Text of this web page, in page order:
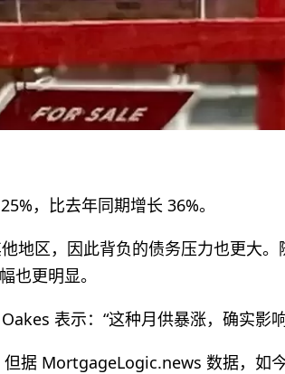
，比去年同期增长 36%。
地区，因此背负的债务压力也更大。
也更明显。
表示：“这种月供暴涨，确实影
据 MortgageLogic.news 数据，如